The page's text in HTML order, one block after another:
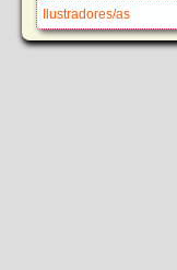
Ilustradores/as